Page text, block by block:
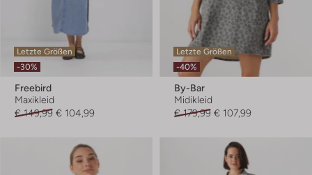
Letzte Größen
-30%
Freebird
Maxikleid
€ 149,99 € 104,99
Letzte Größen
-40%
By-Bar
Midikleid
€ 179,99 € 107,99